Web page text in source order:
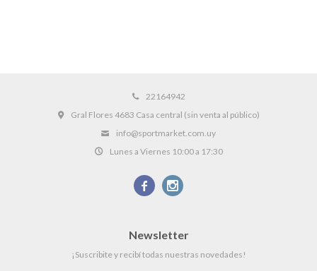
22164942
Gral Flores 4683 Casa central (sin venta al público)
info@sportmarket.com.uy
Lunes a Viernes 10:00 a 17:30
 
Newsletter
¡Suscribite y recibí todas nuestras novedades!